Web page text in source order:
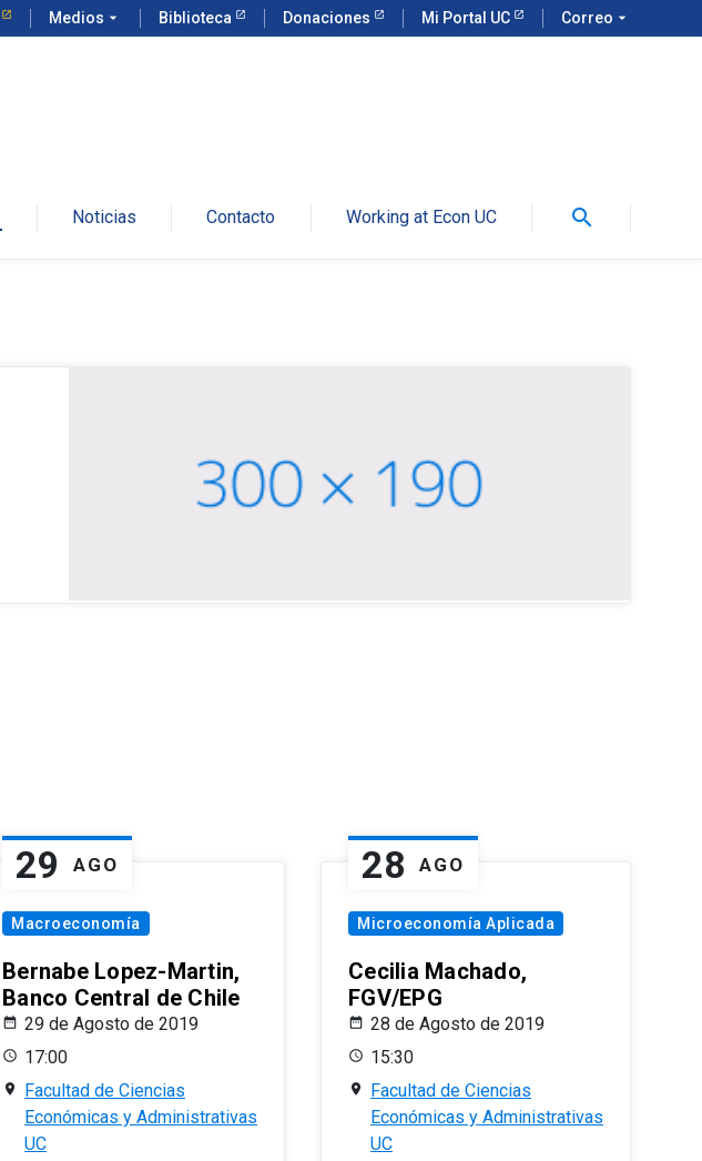
Medios arrow_drop_down Biblioteca Donaciones Mi Portal UC Correo arrow_drop_down
Noticias Contacto Working at Econ UC search
29 AGO
Macroeconomía
Bernabe Lopez-Martin,
Banco Central de Chile
29 de Agosto de 2019
17:00
Facultad de Ciencias
Económicas y Administrativas
UC
28 AGO
Microeconomía Aplicada
Cecilia Machado,
FGV/EPG
28 de Agosto de 2019
15:30
Facultad de Ciencias
Económicas y Administrativas
UC